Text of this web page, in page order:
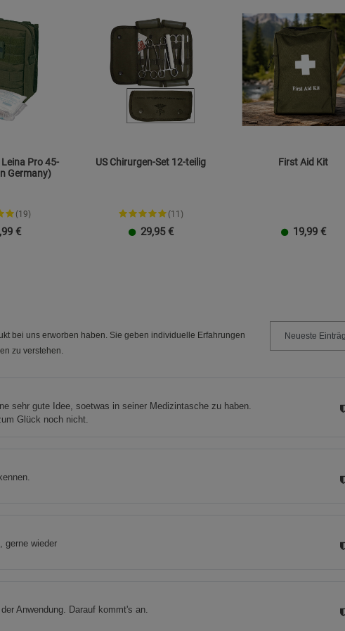
Pro 45-
Germany)
(19)
€
US Chirurgen-Set 12-teilig
(11)
29,95 €
First Aid Kit
19,99 €
bei uns erworben haben. Sie geben individuelle Erfahrungen
zu verstehen.
sehr gute Idee, soetwas in seiner Medizintasche zu haben.
Glück noch nicht.
gerne wieder
Anwendung. Darauf kommt's an.